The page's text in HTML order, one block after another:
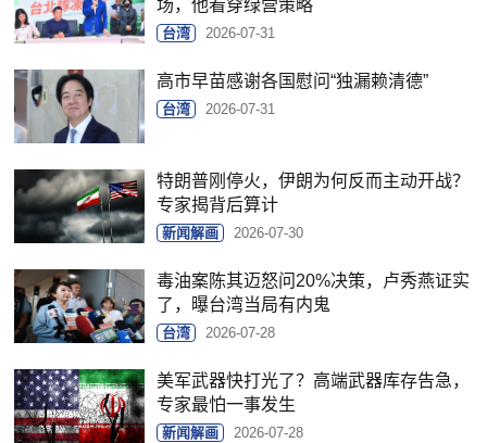
场，他看穿绿营策略
台湾 2026-07-31
高市早苗感谢各国慰问“独漏赖清德”
台湾 2026-07-31
特朗普刚停火，伊朗为何反而主动开战？
专家揭背后算计
新闻解画 2026-07-30
毒油案陈其迈怒问20%决策，卢秀燕证实
了，曝台湾当局有内鬼
台湾 2026-07-28
美军武器快打光了？高端武器库存告急，
专家最怕一事发生
新闻解画 2026-07-28